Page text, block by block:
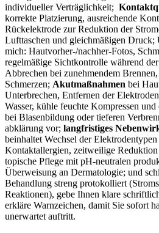
individueller Verträglichkeit; ‍
korrekte Platzierung, ausreichende
Rückelektrode ⁤zur Reduktion der
Lufttaschen und gleichmäßigen Druck;⁤
mich: Hautvorher-/nachher-Fotos,
regelmäßige Sichtkontrolle ‍während
Abbrechen bei zunehmendem
Schmerzen; Akutmaßnahmen ‍bei
Unterbrechen, Entfernen der⁢
Wasser,⁢ kühle feuchte Kompressen
bei Blasenbildung ⁢oder tieferen
abklärung ⁢vor; langfristiges
beinhaltet Wechsel der
Kontaktallergien, zeitweilige
⁤topische Pflege‍ mit pH-neutralen
Überweisung‍ an Dermatologie; und⁢
Behandlung streng protokolliert
⁣Reaktionen), gebe Ihnen klare
erkläre Warnzeichen, damit Sie sofort
unerwartet auftritt.